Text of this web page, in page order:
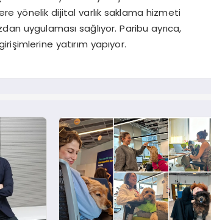
yönelik dijital varlık saklama hizmeti
uygulaması sağlıyor. Paribu ayrıca,
yatırım yapıyor.